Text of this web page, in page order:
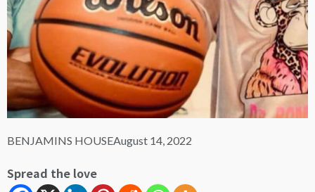
LOGIN
BENJAMINS HOUSEAugust 14, 2022
Spread the love